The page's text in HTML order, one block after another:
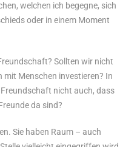
welchen ich begegne, sich
oder in einem Moment
Sollten wir nicht
mit Menschen investieren? In
nicht auch, dass
da sind?
Sie haben Raum – auch